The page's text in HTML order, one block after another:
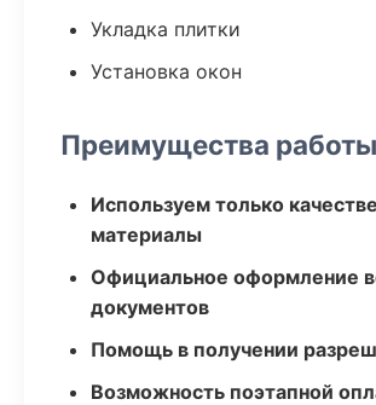
Укладка плитки
Установка окон
Преимущества
Используем только
материалы
Официальное оформление
документов
Помощь в получении
Возможность поэтапной